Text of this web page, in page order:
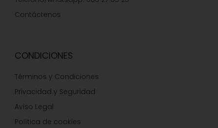
Contáctenos
CONDICIONES
Términos y Condiciones
Privacidad y Seguridad
Aviso Legal
Política de cookies